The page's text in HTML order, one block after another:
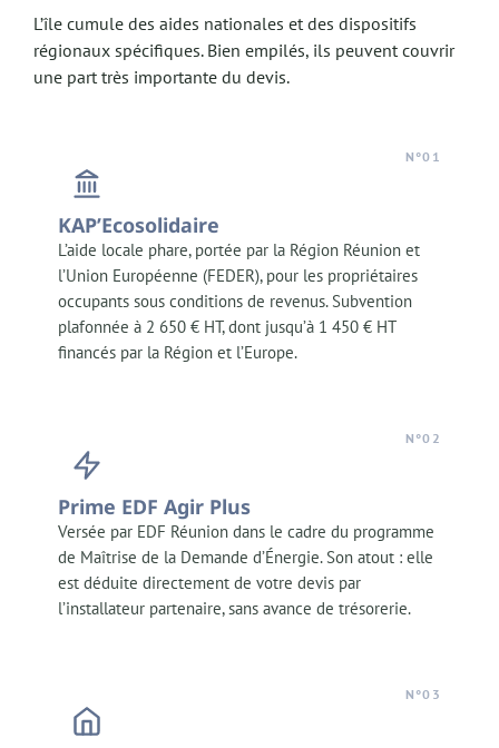
L’île cumule des aides nationales et des dispositifs
régionaux spécifiques. Bien empilés, ils peuvent couvrir
une part très importante du devis.
N°01
KAP’Ecosolidaire
L’aide locale phare, portée par la Région Réunion et
l’Union Européenne (FEDER), pour les propriétaires
occupants sous conditions de revenus. Subvention
plafonnée à 2 650 € HT, dont jusqu’à 1 450 € HT
financés par la Région et l’Europe.
N°02
Prime EDF Agir Plus
Versée par EDF Réunion dans le cadre du programme
de Maîtrise de la Demande d’Énergie. Son atout : elle
est déduite directement de votre devis par
l’installateur partenaire, sans avance de trésorerie.
N°03